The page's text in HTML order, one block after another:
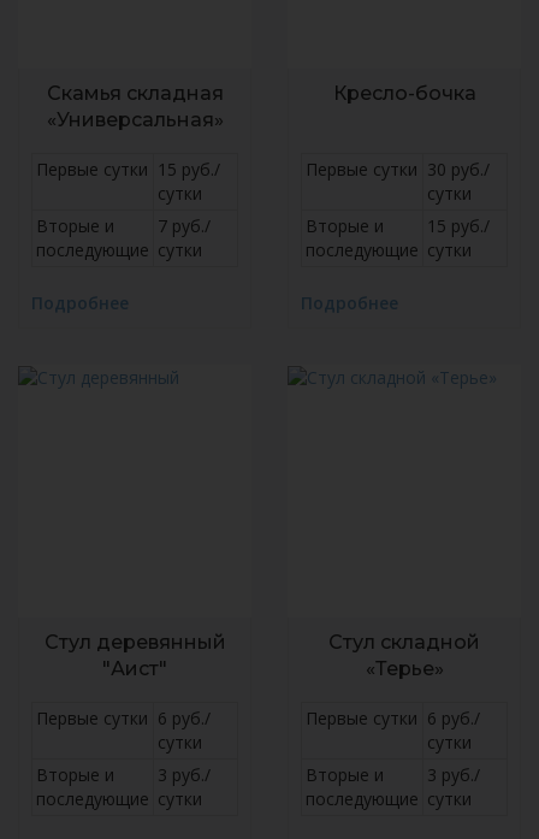
Скамья складная
«Универсальная»
Первые сутки 15 руб./
сутки
Вторые и
последующие
7 руб./
сутки
Подробнее
Кресло-бочка
Первые сутки 30 руб./
сутки
Вторые и
последующие
15 руб./
сутки
Подробнее
Стул деревянный
"Аист"
Первые сутки 6 руб./
сутки
Вторые и
последующие
3 руб./
сутки
Стул складной
«Терье»
Первые сутки 6 руб./
сутки
Вторые и
последующие
3 руб./
сутки